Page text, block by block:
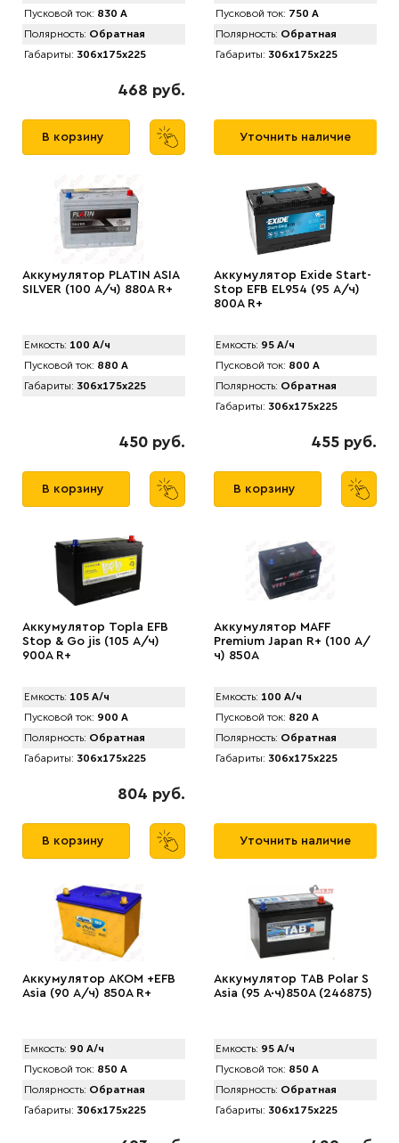
Пусковой ток: 830 А
Полярность: Обратная
Габариты: 306x175x225
468 руб.
В корзину
Пусковой ток: 750 А
Полярность: Обратная
Габариты: 306x175x225
Уточнить наличие
Аккумулятор PLATIN ASIA
SILVER (100 А/ч) 880A R+
Емкость: 100 А/ч
Пусковой ток: 880 А
Габариты: 306x175x225
450 руб.
В корзину
Аккумулятор Exide Start-
Stop EFB EL954 (95 А/ч)
800А R+
Емкость: 95 А/ч
Пусковой ток: 800 А
Полярность: Обратная
Габариты: 306x175x225
455 руб.
В корзину
Аккумулятор Topla EFB
Stop & Go jis (105 А/ч)
900A R+
Емкость: 105 А/ч
Пусковой ток: 900 А
Полярность: Обратная
Габариты: 306x175x225
804 руб.
В корзину
Аккумулятор MAFF
Premium Japan R+ (100 А/
ч) 850А
Емкость: 100 А/ч
Пусковой ток: 820 А
Полярность: Обратная
Габариты: 306x175x225
Уточнить наличие
Аккумулятор AKOM +EFB
Asia (90 А/ч) 850A R+
Емкость: 90 А/ч
Пусковой ток: 850 А
Полярность: Обратная
Габариты: 306x175x225
Аккумулятор TAB Polar S
Asia (95 А·ч)850А (246875)
Емкость: 95 А/ч
Пусковой ток: 850 А
Полярность: Обратная
Габариты: 306x175x225